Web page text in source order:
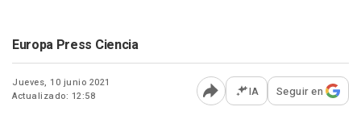
Europa Press Ciencia
Jueves, 10 junio 2021
Actualizado: 12:58
Abrir opciones para
IA Seguir en